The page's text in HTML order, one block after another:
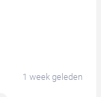
1 week geleden